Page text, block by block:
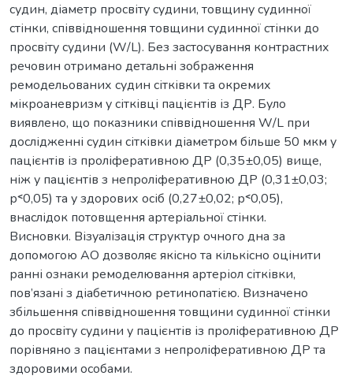
судин, діаметр просвіту судини, товщину судинної
стінки, співвідношення товщини судинної стінки до
просвіту судини (W/L). Без застосування контрастних
речовин отримано детальні зображення
ремодельованих судин сітківки та окремих
мікроаневризм у сітківці пацієнтів із ДР. Було
виявлено, що показники співвідношення W/L при
дослідженні судин сітківки діаметром більше 50 мкм у
пацієнтів із проліферативною ДР (0,35±0,05) вище,
ніж у пацієнтів з непроліферативною ДР (0,31±0,03;
р˂0,05) та у здорових осіб (0,27±0,02; р˂0,05),
внаслідок потовщення артеріальної стінки.
Висновки. Візуалізація структур очного дна за
допомогою АО дозволяє якісно та кількісно оцінити
ранні ознаки ремоделювання артеріол сітківки,
пов’язані з діабетичною ретинопатією. Визначено
збільшення співвідношення товщини судинної стінки
до просвіту судини у пацієнтів із проліферативною ДР
порівняно з пацієнтами з непроліферативною ДР та
здоровими особами.